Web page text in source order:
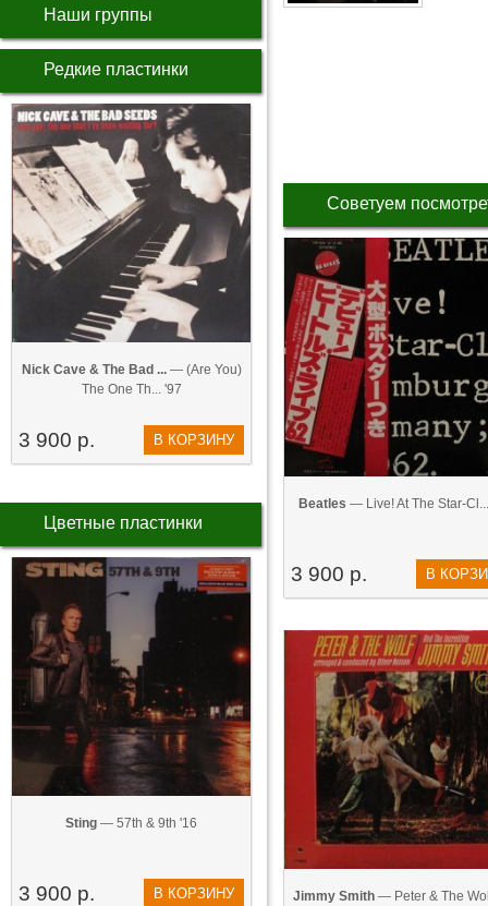
Наши группы
Редкие пластинки
Nick Cave & The Bad ...— (Are You)
The One Th... '97
3 900 р. В КОРЗИНУ
Цветные пластинки
Sting — 57th & 9th '16
3 900 р. В КОРЗИНУ
Советуем
Beatles — Live! At The Star-
3 900 р. В
Jimmy Smith — Peter & The